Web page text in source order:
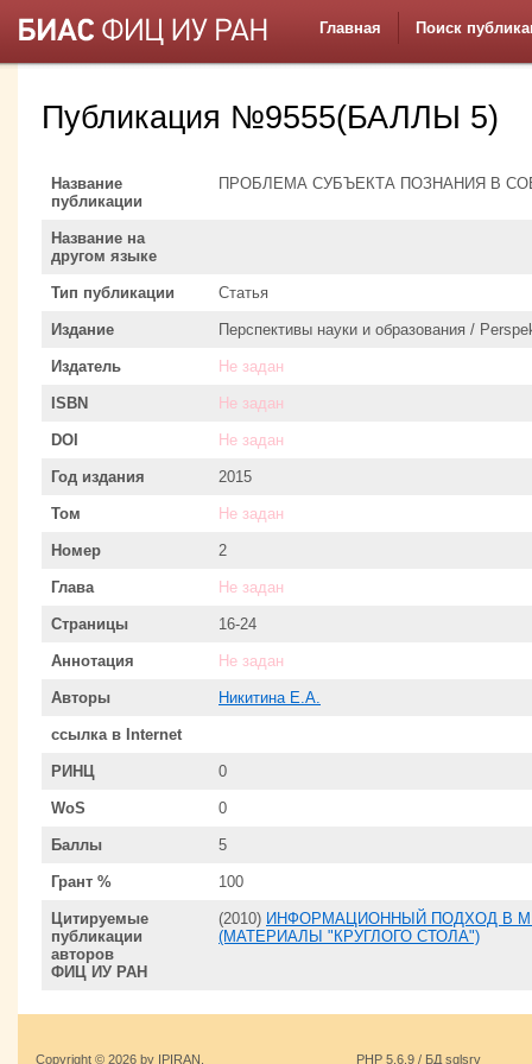
Главная Поиск
Публикация №9555(БАЛЛЫ 5)
Название
публикации
ПРОБЛЕМА СУБЪЕКТА ПОЗНАНИЯ В
Название на
другом языке
Тип публикации Статья
Издание Перспективы науки и образования /
Издатель Не задан
ISBN Не задан
DOI Не задан
Год издания 2015
Том Не задан
Номер 2
Глава Не задан
Страницы 16-24
Аннотация Не задан
Авторы Никитина Е.А.
ссылка в Internet
РИНЦ 0
WoS 0
Баллы 5
Грант % 100
Цитируемые
публикации
авторов
ФИЦ ИУ РАН
(2010) ИНФОРМАЦИОННЫЙ ПОДХОД В
(МАТЕРИАЛЫ "КРУГЛОГО СТОЛА")
Copyright © 2026 by IPIRAN.
PHP 5.6.9 / БД sqlsrv